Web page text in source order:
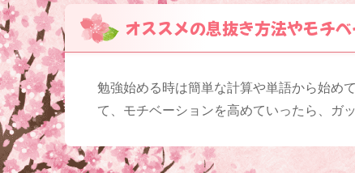
オススメの息抜き方法やモチ
勉強始める時は簡単な計算や単語から始め
て、モチベーションを高めていったら、ガ